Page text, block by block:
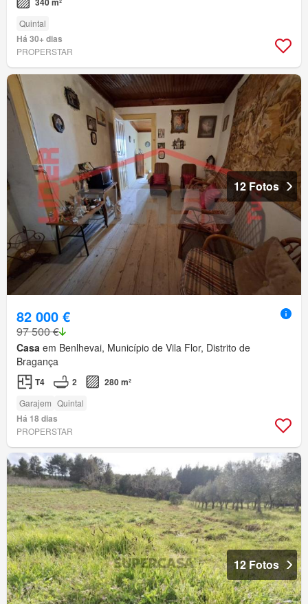
Quintal
Há 30+ dias
PROPERSTAR
12 Fotos
82 000 €
97 500 €
Casa em Benlhevai, Município de Vila Flor, Distrito de
Bragança
T4 2 280 m²
Garajem Quintal
Há 18 dias
PROPERSTAR
12 Fotos